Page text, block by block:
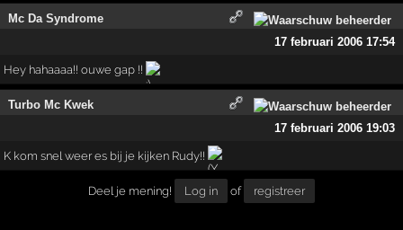
Mc Da Syndrome
17 februari 2006 17:54
Hey hahaaaa!! ouwe gap !!
Turbo Mc Kwek
17 februari 2006 19:03
K kom snel weer es bij je kijken Rudy!!
Deel je mening! Log in of registreer